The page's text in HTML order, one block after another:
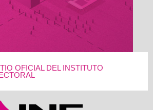
OFICIAL DEL INSTITUTO